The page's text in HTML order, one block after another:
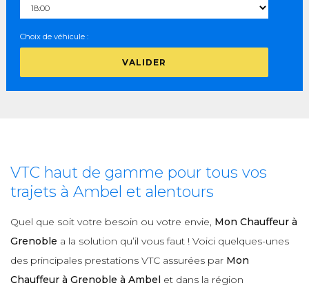
Choix de véhicule :
VALIDER
VTC haut de gamme pour tous vos
trajets à Ambel et alentours
Quel que soit votre besoin ou votre envie, Mon Chauffeur à
Grenoble a la solution qu’il vous faut ! Voici quelques-unes
des principales prestations VTC assurées par Mon
Chauffeur à Grenoble à Ambel et dans la région